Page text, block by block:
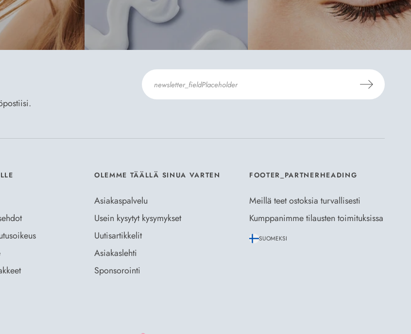
OLEMME TÄÄLLÄ SINUA VARTEN
Asiakaspalvelu
Usein kysytyt kysymykset
Uutisartikkelit
Asiakaslehti
Sponsorointi
FOOTER_PARTNERHEADING
Meillä teet ostoksia turvallisesti
Kumppanimme tilausten toimituksissa
SUOMEKSI